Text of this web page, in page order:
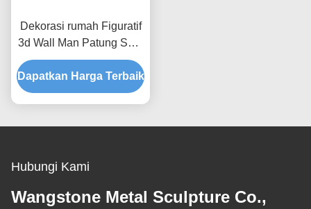
Dekorasi rumah Figuratif
3d Wall Man Patung Seni
Stainless Steel Matt
Finish
Dapatkan Harga Terbaik
Hubungi Kami
Wangstone Metal Sculpture Co.,